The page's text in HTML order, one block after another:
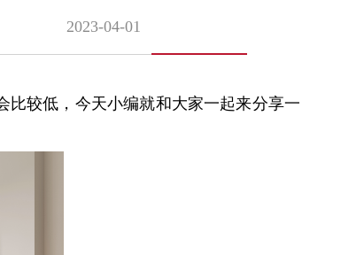
2023-04-01
比较低，今天小编就和大家一起来分享一